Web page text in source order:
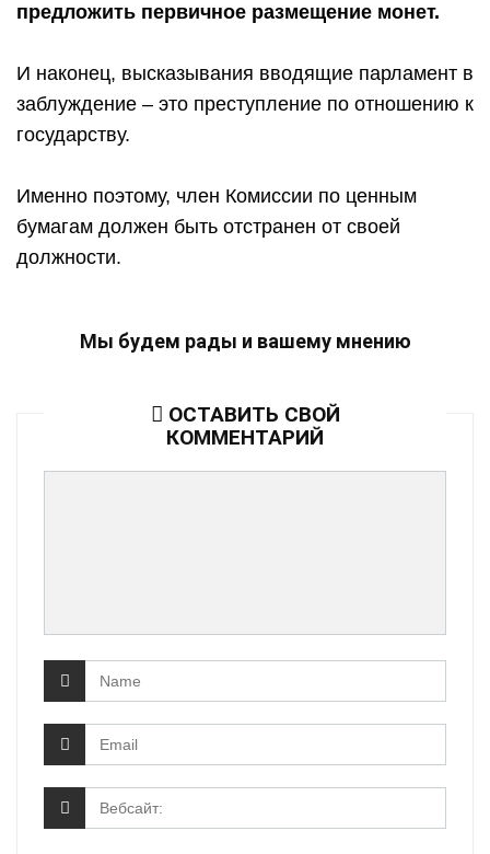
предложить первичное размещение монет.
И наконец, высказывания вводящие парламент в
заблуждение – это преступление по отношению к
государству.
Именно поэтому, член Комиссии по ценным
бумагам должен быть отстранен от своей
должности.
Мы будем рады и вашему мнению
ОСТАВИТЬ СВОЙ
КОММЕНТАРИЙ